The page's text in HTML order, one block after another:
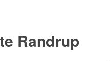
Randrup